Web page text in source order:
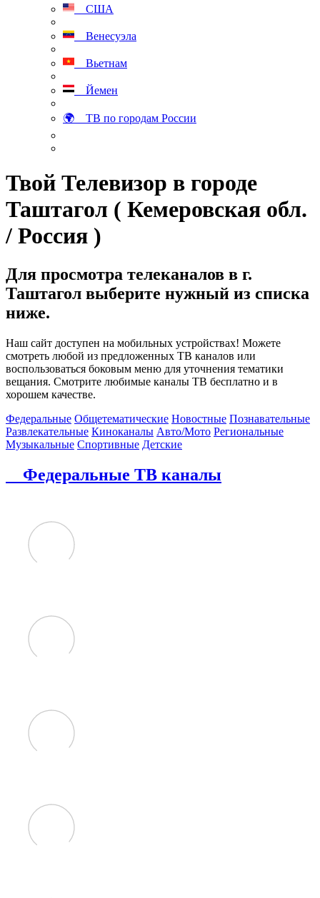
США
Венесуэла
Вьетнам
Йемен
🌍 ТВ по городам России
Твой Телевизор в городе
Таштагол ( Кемеровская обл.
/ Россия )
Для просмотра телеканалов в г.
Таштагол выберите нужный из списка
ниже.
Наш сайт доступен на мобильных устройствах! Можете
смотреть любой из предложенных ТВ каналов или
воспользоваться боковым меню для уточнения тематики
вещания. Смотрите любимые каналы ТВ бесплатно и в
хорошем качестве.
Федеральные Общетематические Новостные Познавательные
Развлекательные Киноканалы Авто/Мото Региональные
Музыкальные Спортивные Детские
Федеральные ТВ каналы